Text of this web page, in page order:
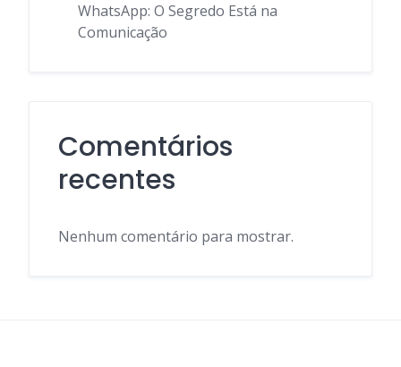
WhatsApp: O Segredo Está na
Comunicação
Comentários
recentes
Nenhum comentário para mostrar.